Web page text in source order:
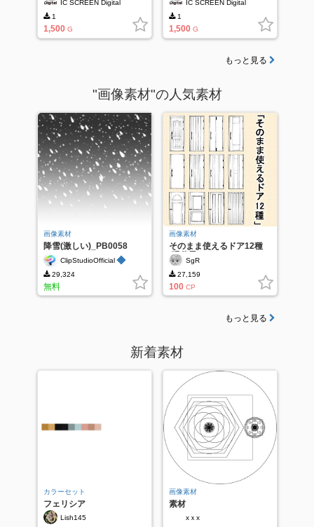
IC SCREEN Digital
1
1,500 G
IC SCREEN Digital
1
1,500 G
もっと見る
"画像素材"の人気素材
画像素材
降雪(激しい)_PB0058
ClipStudioOfficial ◆
29,324
無料
画像素材
そのまま使えるドア12種
(現代風)
SgR
27,159
100 CP
もっと見る
新着素材
カラーセット
フェリシア
Lish145
画像素材
素材
xｘx